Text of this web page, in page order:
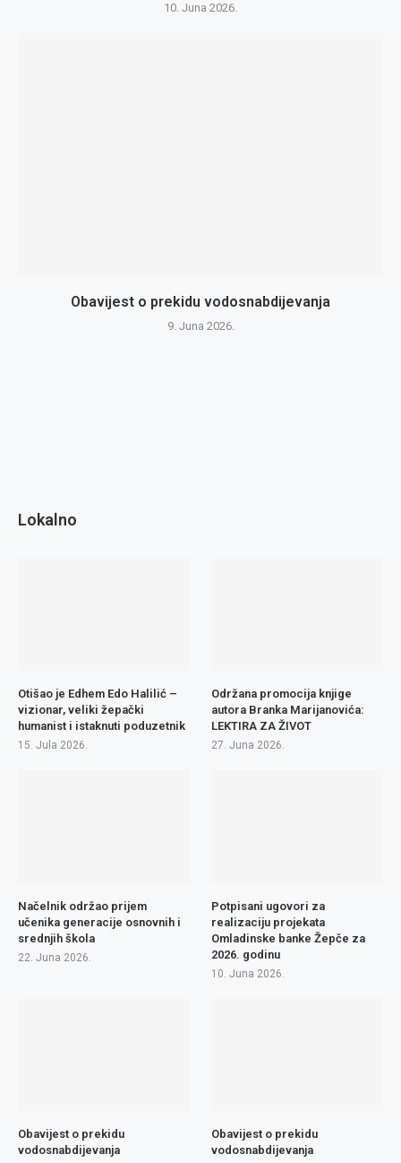
10. Juna 2026.
Obavijest o prekidu vodosnabdijevanja
9. Juna 2026.
Lokalno
Otišao je Edhem Edo Halilić –
vizionar, veliki žepački
humanist i istaknuti poduzetnik
15. Jula 2026.
Održana promocija knjige
autora Branka Marijanovića:
LEKTIRA ZA ŽIVOT
27. Juna 2026.
Načelnik održao prijem
učenika generacije osnovnih i
srednjih škola
22. Juna 2026.
Potpisani ugovori za
realizaciju projekata
Omladinske banke Žepče za
2026. godinu
10. Juna 2026.
Obavijest o prekidu
vodosnabdijevanja
Obavijest o prekidu
vodosnabdijevanja